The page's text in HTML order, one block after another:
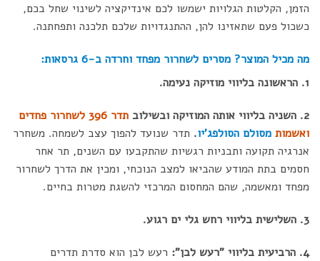
הזמן, הקלטות הגלויות ישמשו לכם אינדיקציה לשינוי שחל בכם,
כשכול פעם שתאזינו להן, ההתנגדויות שלכם תלכנה ותפחתנה.
מה מכיל המוצר? מסרים לשחרור מפחד וחרדה ב-6 גרסאות:
1. הראשונה בליווי מוזיקה נעימה.
2. השניה בליווי אותה המוזיקה ובשילוב
תדר 396 לשחרור פחדים
ואשמות מסולם הסולפג'יו. תדר שנועד להפוך עצב לשמחה. משחרר
אנרגיה תקועה ותבניות רגשיות שהתקבעו עם השנים, תר אחר
חסמים בתת המודע שהביאו למצב הנוכחי, ומכין את הדרך לשחרור
מפחד ומאשמה, שהם המחסום המרכזי להשגת מטרות בחיים.
3. השלישית בליווי רחש גלי ים רגוע.
4. הרביעית בליווי "רעש לבן":
רעש לבן הוא סדרת תדרים